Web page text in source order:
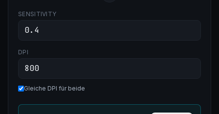
SENSITIVITY
DPI
Gleiche DPI für beide